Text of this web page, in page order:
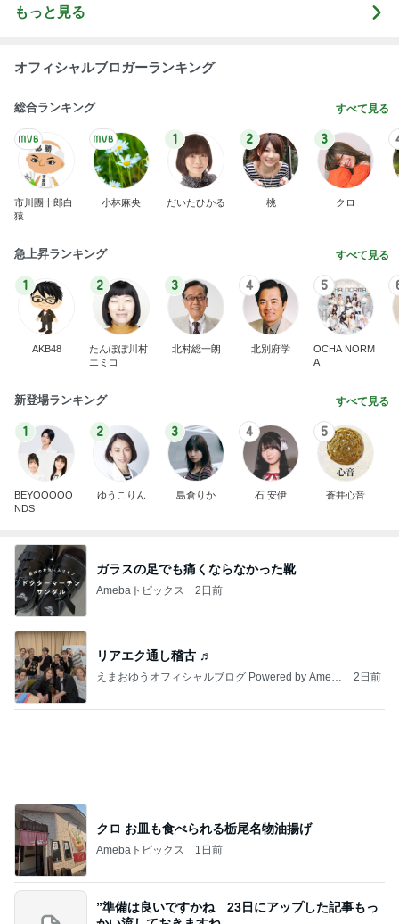
もっと見る
オフィシャルブロガーランキング
総合ランキング すべて見る
市川團十郎白
猿
小林麻央
1
だいたひかる
2
桃
3
クロ
急上昇ランキング すべて見る
1
AKB48
2
たんぽぽ川村
エミコ
3
北村総一朗
4
北別府学
5
OCHA NORM
A
新登場ランキング すべて見る
1
BEYOOOOO
NDS
2
ゆうこりん
3
島倉りか
4
石 安伊
5
蒼井心音
ガラスの足でも痛くならなかった靴
Amebaトピックス 2日前
リアエク通し稽古 ♬
えまおゆうオフィシャルブログ Powered by Ameb
2日前
”準備は良いですかね 23日にアップした記事もっ
かい流しておきますね
咲良オフィシャルブログ「悲しみから一抜け」Pow
夏に激弱で何度もダメにした多肉